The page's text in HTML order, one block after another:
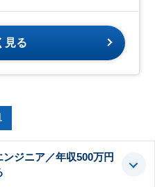
見る
ジニア／年収500万円